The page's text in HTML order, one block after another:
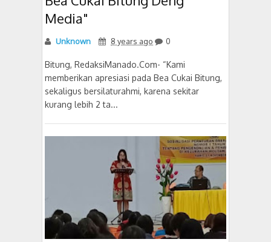
Media"
Unknown 8 years ago 0
Bitung, RedaksiManado.Com- “Kami
memberikan apresiasi pada Bea Cukai Bitung,
sekaligus bersilaturahmi, karena sekitar
kurang lebih 2 ta...